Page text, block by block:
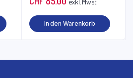
In den Warenkorb